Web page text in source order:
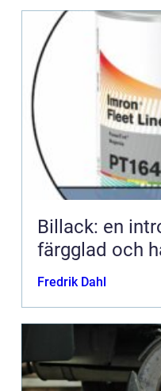
Billack: en
färgglad och
Fredrik Dahl